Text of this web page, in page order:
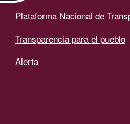
Plataforma Nacional de
Transparencia para el pueblo
Alerta